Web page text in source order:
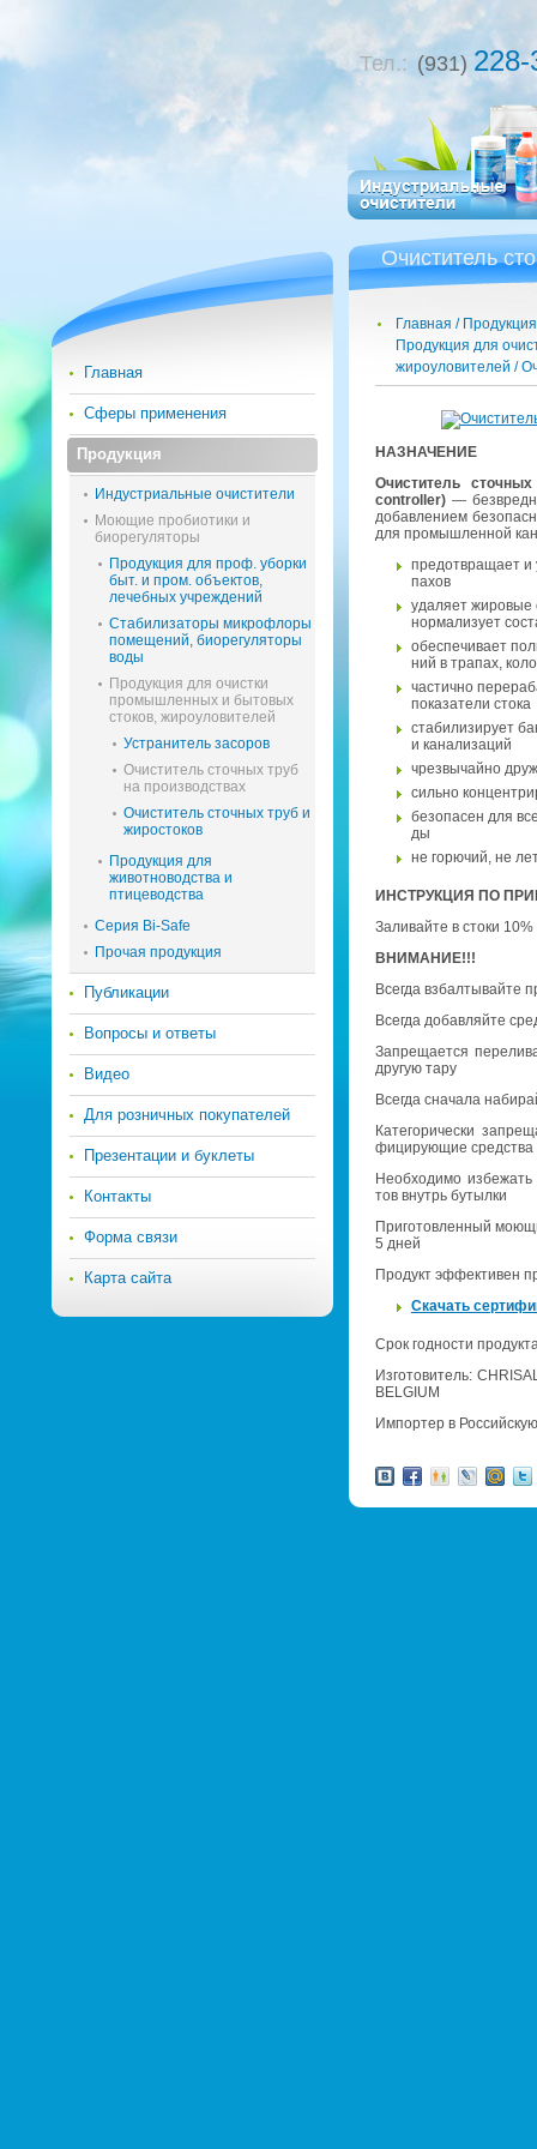
Тел.: (931)
Очиститель
Главная
Продукция
Продукция для
жироуловителей
НА­ЗНА­ЧЕ­НИЕ
Очи­сти­тель
controller) —
до­бав­ле­ни­ем
для про­мыш­лен­ной
предот­вра­ща­ет и
па­хов
уда­ля­ет жи­ро­вые
нор­ма­ли­зу­ет
обес­пе­чи­ва­ет
ний в тра­пах,
ча­стич­но
по­ка­за­те­ли стока
ста­би­ли­зи­ру­ет
и ка­на­ли­за­ций
чрез­вы­чай­но
силь­но
без­опа­сен для
ды
не го­рю­чий, не
ИН­СТРУК­ЦИЯ ПО
За­ли­вай­те в стоки
ВНИ­МА­НИЕ!!!
Все­гда взбал­ты­вай­те
Все­гда до­бав­ляй­те
За­пре­ща­ет­ся
дру­гую тару
Все­гда сна­ча­ла
Ка­те­го­ри­че­ски
фи­ци­ру­ю­щие сред­ства
Необ­хо­ди­мо
тов внутрь бу­тыл­ки
При­го­тов­лен­ный
5 дней
Про­дукт эф­фек­ти­вен
Ска­чать
Срок год­но­сти
Из­го­то­ви­тель:
BELGIUM
Им­пор­тер в
Главная
Сферы применения
Продукция
Индустриальные очистители
Моющие пробиотики и
биорегуляторы
Продукция для проф. уборки
быт. и пром. объектов,
лечебных учреждений
Стабилизаторы микрофлоры
помещений, биорегуляторы
воды
Продукция для очистки
промышленных и бытовых
стоков, жироуловителей
Устранитель засоров
Очиститель сточных труб
на производствах
Очиститель сточных труб и
жиростоков
Продукция для
животноводства и
птицеводства
Серия Bi-Safe
Прочая продукция
Публикации
Вопросы и ответы
Видео
Для розничных покупателей
Презентации и буклеты
Контакты
Форма связи
Карта сайта